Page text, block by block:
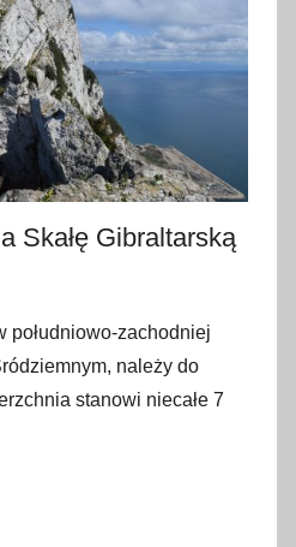
Skałę Gibraltarską
południowo-zachodniej
należy do
stanowi niecałe 7